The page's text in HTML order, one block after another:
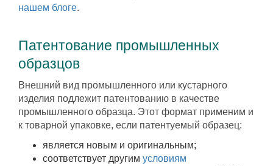
нашем блоге.
Патентование промышленных
образцов
Внешний вид промышленного или кустарного
изделия подлежит патентованию в качестве
промышленного образца. Этот формат применим и
к товарной упаковке, если патентуемый образец:
является новым и оригинальным;
соответствует другим условиям